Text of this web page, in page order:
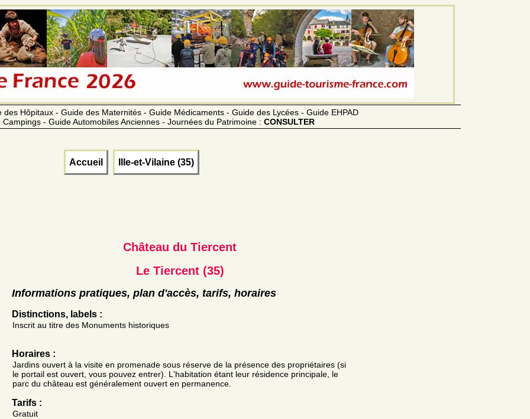
Hôpitaux - Guide des Maternités - Guide Médicaments - Guide des Lycées - Guide EHPAD
- Guide Automobiles Anciennes - Journées du Patrimoine : CONSULTER
Accueil Ille-et-Vilaine (35)
Château du Tiercent
Le Tiercent (35)
Informations pratiques, plan d'accès, tarifs, horaires
Distinctions, labels :
Inscrit au titre des Monuments historiques
Horaires :
Jardins ouvert à la visite en promenade sous réserve de la présence des propriétaires (si
le portail est ouvert, vous pouvez entrer). L'habitation étant leur résidence principale, le
parc du château est généralement ouvert en permanence.
Tarifs :
Gratuit